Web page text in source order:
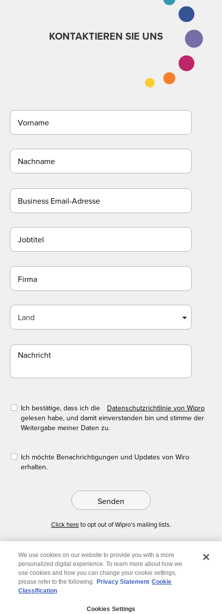
KONTAKTIEREN SIE UNS
Ich bestätige, dass ich die
Datenschutzrichtlinie von Wipro
gelesen habe, und damit einverstanden bin und stimme der
Weitergabe meiner Daten zu.
Ich möchte Benachrichtigungen und Updates von Wiro
erhalten.
Senden
Click hereto opt out of Wipro’s mailing lists.
We use cookies on our website to provide you with a more
personalized digital experience. To learn more about how we
use cookies and how you can change your cookie settings,
please refer to the following: Privacy Statement Cookie
Classification
Cookies Settings